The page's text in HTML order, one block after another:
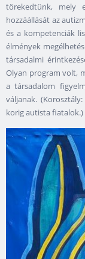
törekedtünk, mely
hozzáállását az
és a kompetenciák
élmények
társadalmi
Olyan program volt,
a társadalom
váljanak.
korig autista fiatalok.)